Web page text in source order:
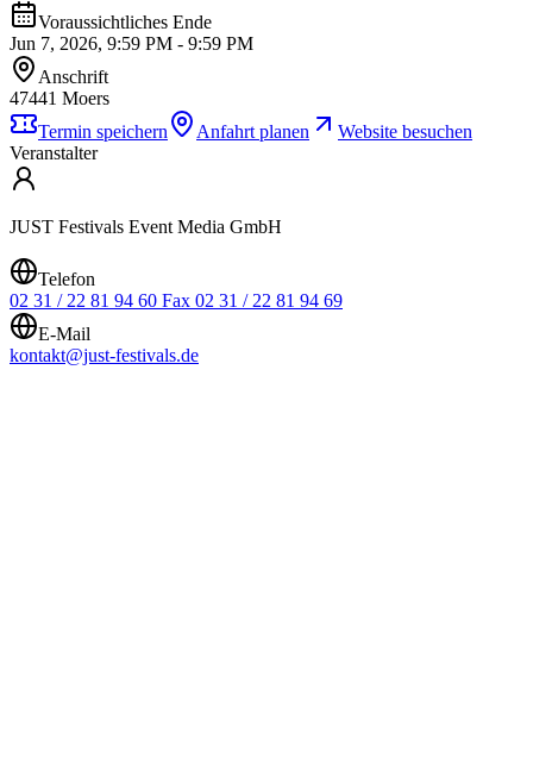
Voraussichtliches Ende
Jun 7, 2026, 9:59 PM - 9:59 PM
Anschrift
47441 Moers
Termin speichern
Anfahrt planen
Website besuchen
Veranstalter
JUST Festivals Event Media GmbH
Telefon
02 31 / 22 81 94 60 Fax 02 31 / 22 81 94 69
E-Mail
kontakt@just-festivals.de